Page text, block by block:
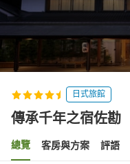
日式旅館
傳承千年之宿佐勘
總覽 客房與方案 評語